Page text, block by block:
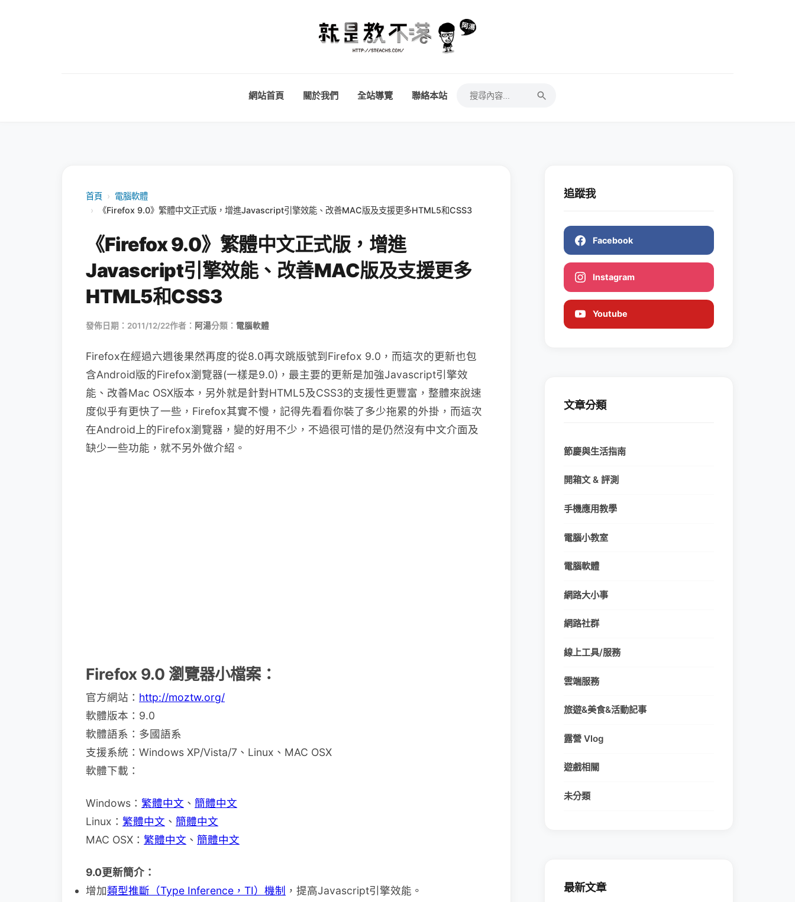
網站首頁 關於我們 全站導覽 聯絡本站
首頁 › 電腦軟體
›
《Firefox 9.0》繁體中文正式版，增進Javascript引擎效能、改善MAC版及支援更多HTML5和CSS3
《Firefox 9.0》繁體中文正式版，增進
Javascript引擎效能、改善MAC版及支援更多
HTML5和CSS3
發佈日期：2011/12/22作者： 阿湯分類： 電腦軟體
Firefox在經過六週後果然再度的從8.0再次跳版號到Firefox 9.0，而這次的更新也包
含Android版的Firefox瀏覽器(一樣是9.0)，最主要的更新是加強Javascript引擎效
能、改善Mac OSX版本，另外就是針對HTML5及CSS3的支援性更豐富，整體來說速
度似乎有更快了一些，Firefox其實不慢，記得先看看你裝了多少拖累的外掛，而這次
在Android上的Firefox瀏覽器，變的好用不少，不過很可惜的是仍然沒有中文介面及
缺少一些功能，就不另外做介紹。
Firefox 9.0 瀏覽器小檔案：
官方網站： http://moztw.org/
軟體版本：9.0
軟體語系：多國語系
支援系統：Windows XP/Vista/7、Linux、MAC OSX
軟體下載：
Windows： 繁體中文 、 簡體中文
Linux： 繁體中文 、 簡體中文
MAC OSX： 繁體中文 、 簡體中文
9.0更新簡介：
增加類型推斷（Type Inference，TI）機制 ，提高Javascript引擎效能。
追蹤我
Facebook
Instagram
Youtube
文章分類
節慶與生活指南
開箱文 & 評測
手機應用教學
電腦小教室
電腦軟體
網路大小事
網路社群
線上工具/服務
雲端服務
旅遊&美食&活動記事
露營 Vlog
遊戲相關
未分類
最新文章